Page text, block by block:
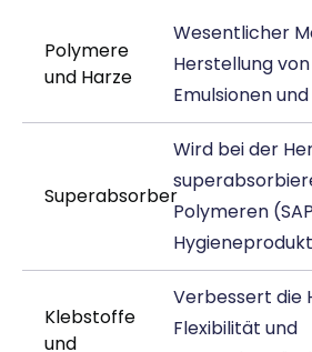
Polymere
und Harze
Wesentlicher
Herstellung
Emulsionen
Superabsorber
Wird bei der
Polymeren
Klebstoffe
und
Verbessert die
Flexibilität und